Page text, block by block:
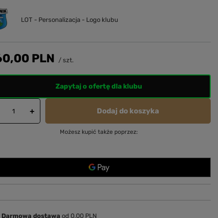
LOT - Personalizacja - Logo klubu
PLN /szt.
Zapytaj o ofertę dla klubu
+ Dodaj do koszyka
Możesz kupić także poprzez:
Darmowa dostawa od 0,00 PLN